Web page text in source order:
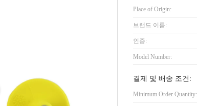
Place of Origin:
브랜드 이름:
인증:
Model Number:
결제 및 배송 조건:
Minimum Order Quantity: